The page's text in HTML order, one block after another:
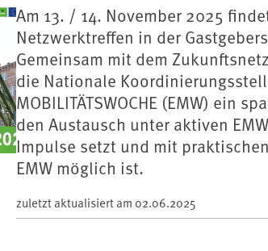
Am 13. / 14. November 2025
Netzwerktreffen in der
Gemeinsam mit dem
die Nationale
MOBILITÄTSWOCHE (EMW) ein
den Austausch unter aktiven
Impulse setzt und mit
EMW möglich ist.
zuletzt aktualisiert am 02.06.2025